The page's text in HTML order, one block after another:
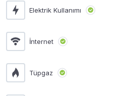
Elektrik Kullanımı
İnternet
Tüpgaz